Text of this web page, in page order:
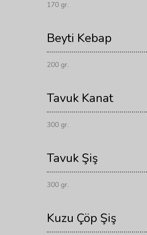
170 gr.
Beyti Kebap
200 gr.
Tavuk Kanat
300 gr.
Tavuk Şiş
300 gr.
Kuzu Çöp Şiş